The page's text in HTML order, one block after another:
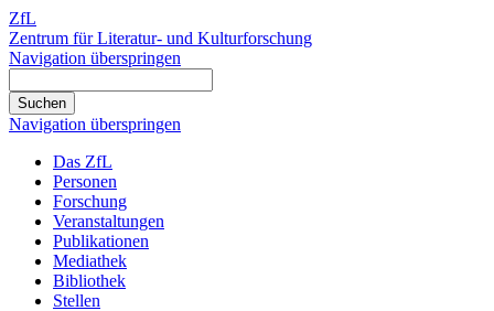
ZfL
Zentrum für Literatur- und Kulturforschung
Navigation überspringen
Navigation überspringen
Das ZfL
Personen
Forschung
Veranstaltungen
Publikationen
Mediathek
Bibliothek
Stellen